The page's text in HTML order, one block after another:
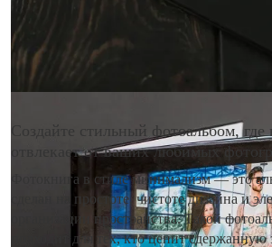
Создайте стильный фотоальбом, где
отвлекает от ваших любимых
Фотокнига в стиле минимализм — это
сделан на простоте, чистоте дизайна и
организации пространства. Такой
подходит для тех, кто ценит сдержанную